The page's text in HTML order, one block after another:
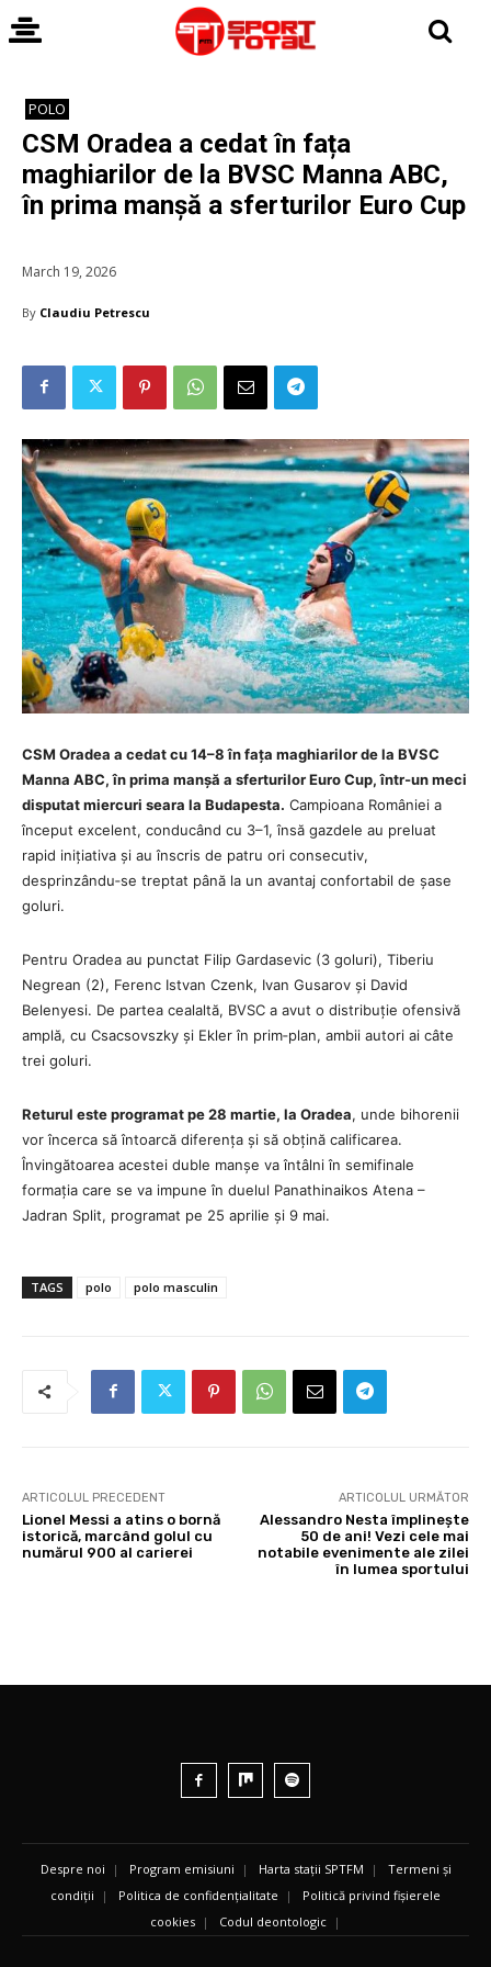
POLO
CSM Oradea a cedat în fața
maghiarilor de la BVSC Manna ABC,
în prima manșă a sferturilor Euro Cup
March 19, 2026
By Claudiu Petrescu
CSM Oradea a cedat cu 14–8 în fața maghiarilor de la BVSC
Manna ABC, în prima manșă a sferturilor Euro Cup, într‑un meci
disputat miercuri seara la Budapesta. Campioana României a
început excelent, conducând cu 3–1, însă gazdele au preluat
rapid inițiativa și au înscris de patru ori consecutiv,
desprinzându‑se treptat până la un avantaj confortabil de șase
goluri.
Pentru Oradea au punctat Filip Gardasevic (3 goluri), Tiberiu
Negrean (2), Ferenc Istvan Czenk, Ivan Gusarov și David
Belenyesi. De partea cealaltă, BVSC a avut o distribuție ofensivă
amplă, cu Csacsovszky și Ekler în prim‑plan, ambii autori ai câte
trei goluri.
Returul este programat pe 28 martie, la Oradea, unde bihorenii
vor încerca să întoarcă diferența și să obțină calificarea.
Învingătoarea acestei duble manșe va întâlni în semifinale
formația care se va impune în duelul Panathinaikos Atena –
Jadran Split, programat pe 25 aprilie și 9 mai.
TAGS polo polo masculin
ARTICOLUL PRECEDENT
Lionel Messi a atins o bornă
istorică, marcând golul cu
numărul 900 al carierei
ARTICOLUL URMĂTOR
Alessandro Nesta împlinește
50 de ani! Vezi cele mai
notabile evenimente ale zilei
în lumea sportului
Despre noi | Program emisiuni | Harta stații SPTFM | Termeni și
condiții | Politica de confidențialitate | Politică privind fișierele
cookies | Codul deontologic |